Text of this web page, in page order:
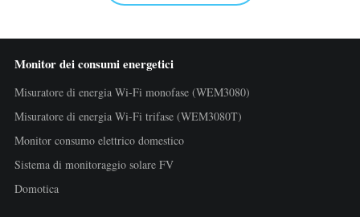
Monitor dei consumi energetici
Misuratore di energia Wi-Fi monofase (WEM3080)
Misuratore di energia Wi-Fi trifase (WEM3080T)
Monitor consumo elettrico domestico
Sistema di monitoraggio solare FV
Domotica